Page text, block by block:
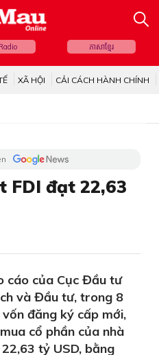
ភាសាខ្មែរ
XÃ HỘI CẢI CÁCH HÀNH CHÍNH
FDI đạt 22,63
cáo của Cục Đầu tư
và Đầu tư, trong 8
đăng ký cấp mới,
cổ phần của nhà
tỷ USD, bằng